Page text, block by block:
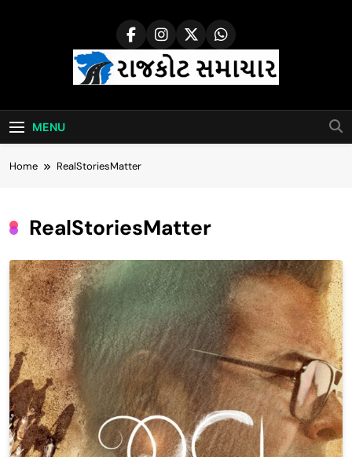
Rajkot Samachar
MENU
Home RealStoriesMatter
RealStoriesMatter